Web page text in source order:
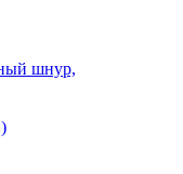
шнур,